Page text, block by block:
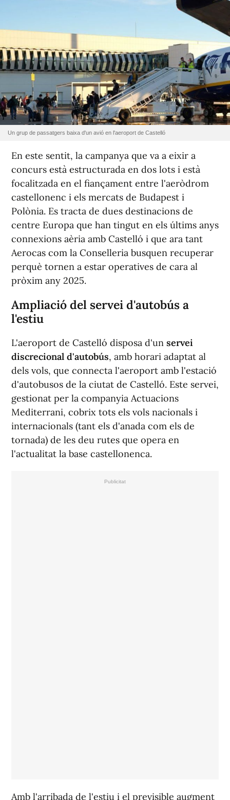
Un grup de passatgers baixa d'un avió en l'aeroport de Castelló
En este sentit, la campanya que va a eixir a
concurs està estructurada en dos lots i està
focalitzada en el fiançament entre l'aeròdrom
castellonenc i els mercats de Budapest i
Polònia. Es tracta de dues destinacions de
centre Europa que han tingut en els últims anys
connexions aèria amb Castelló i que ara tant
Aerocas com la Conselleria busquen recuperar
perquè tornen a estar operatives de cara al
pròxim any 2025.
Ampliació del servei d'autobús a
l'estiu
L'aeroport de Castelló disposa d'un servei
discrecional d'autobús, amb horari adaptat al
dels vols, que connecta l'aeroport amb l'estació
d'autobusos de la ciutat de Castelló. Este servei,
gestionat per la companyia Actuacions
Mediterrani, cobrix tots els vols nacionals i
internacionals (tant els d'anada com els de
tornada) de les deu rutes que opera en
l'actualitat la base castellonenca.
Amb l'arribada de l'estiu i el previsible augment